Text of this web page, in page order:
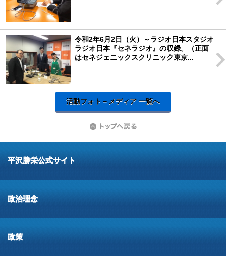
令和2年6月2日（火）～ラジオ日本スタジオ
ラジオ日本『セネラジオ』の収録。（正面
はセネジェニックスクリニック東京...
活動フォト－メディア 一覧へ
平沢勝栄公式サイト
政治理念
政策